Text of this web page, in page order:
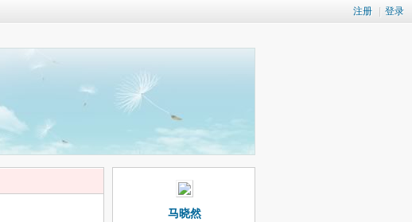
注册 登录
马晓然